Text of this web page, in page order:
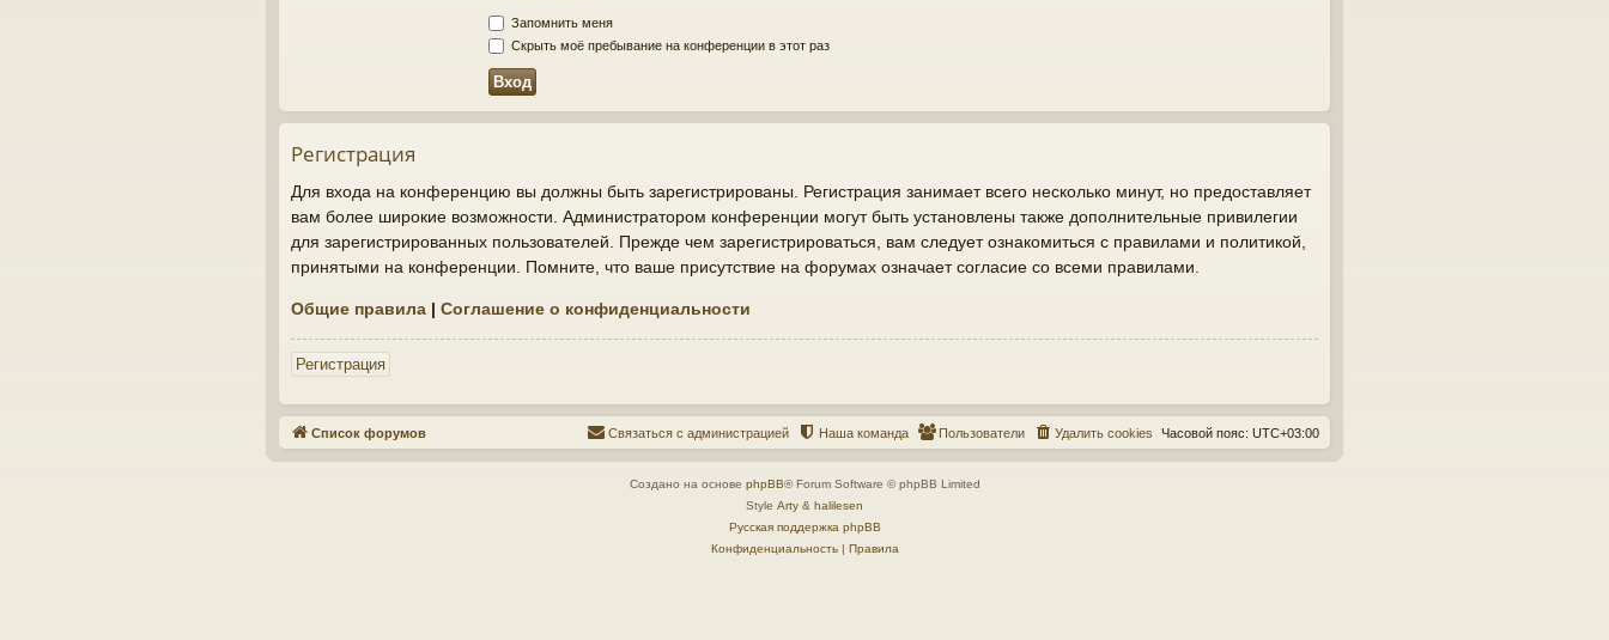
Запомнить меня
Скрыть моё пребывание на конференции в этот раз
Регистрация
Для входа на конференцию вы должны быть зарегистрированы. Регистрация занимает всего несколько минут, но предоставляет
вам более широкие возможности. Администратором конференции могут быть установлены также дополнительные привилегии
для зарегистрированных пользователей. Прежде чем зарегистрироваться, вам следует ознакомиться с правилами и политикой,
принятыми на конференции. Помните, что ваше присутствие на форумах означает согласие со всеми правилами.
Общие правила | Соглашение о конфиденциальности
Регистрация
Список форумов Часовой пояс: UTC+03:00
Удалить cookies
Пользователи
Наша команда
Связаться с администрацией
Создано на основе phpBB® Forum Software © phpBB Limited
Style Arty & halilesen
Русская поддержка phpBB
Конфиденциальность| Правила